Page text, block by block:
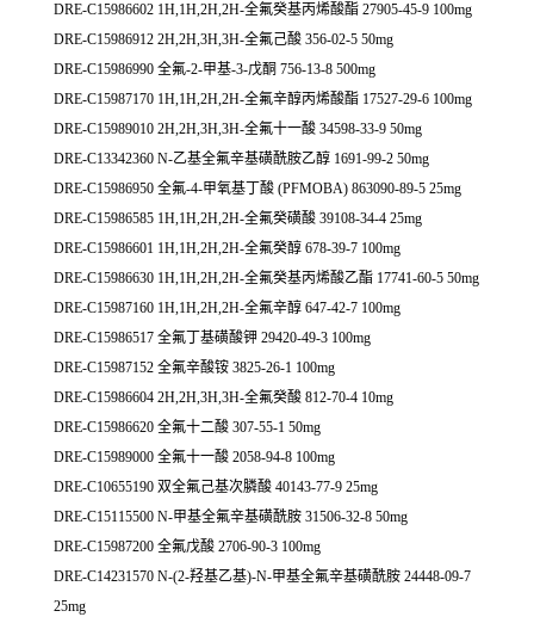
DRE-C15986602 1H,1H,2H,2H-全氟癸基丙烯酸酯 27905-45-9 100mg
DRE-C15986912 2H,2H,3H,3H-全氟己酸 356-02-5 50mg
DRE-C15986990 全氟-2-甲基-3-戊酮 756-13-8 500mg
DRE-C15987170 1H,1H,2H,2H-全氟辛醇丙烯酸酯 17527-29-6 100mg
DRE-C15989010 2H,2H,3H,3H-全氟十一酸 34598-33-9 50mg
DRE-C13342360 N-乙基全氟辛基磺酰胺乙醇 1691-99-2 50mg
DRE-C15986950 全氟-4-甲氧基丁酸 (PFMOBA) 863090-89-5 25mg
DRE-C15986585 1H,1H,2H,2H-全氟癸磺酸 39108-34-4 25mg
DRE-C15986601 1H,1H,2H,2H-全氟癸醇 678-39-7 100mg
DRE-C15986630 1H,1H,2H,2H-全氟癸基丙烯酸乙酯 17741-60-5 50mg
DRE-C15987160 1H,1H,2H,2H-全氟辛醇 647-42-7 100mg
DRE-C15986517 全氟丁基磺酸钾 29420-49-3 100mg
DRE-C15987152 全氟辛酸铵 3825-26-1 100mg
DRE-C15986604 2H,2H,3H,3H-全氟癸酸 812-70-4 10mg
DRE-C15986620 全氟十二酸 307-55-1 50mg
DRE-C15989000 全氟十一酸 2058-94-8 100mg
DRE-C10655190 双全氟己基次膦酸 40143-77-9 25mg
DRE-C15115500 N-甲基全氟辛基磺酰胺 31506-32-8 50mg
DRE-C15987200 全氟戊酸 2706-90-3 100mg
DRE-C14231570 N-(2-羟基乙基)-N-甲基全氟辛基磺酰胺 24448-09-7
25mg